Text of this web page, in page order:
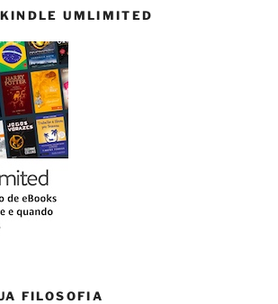
UMLIMITED
FILOSOFIA